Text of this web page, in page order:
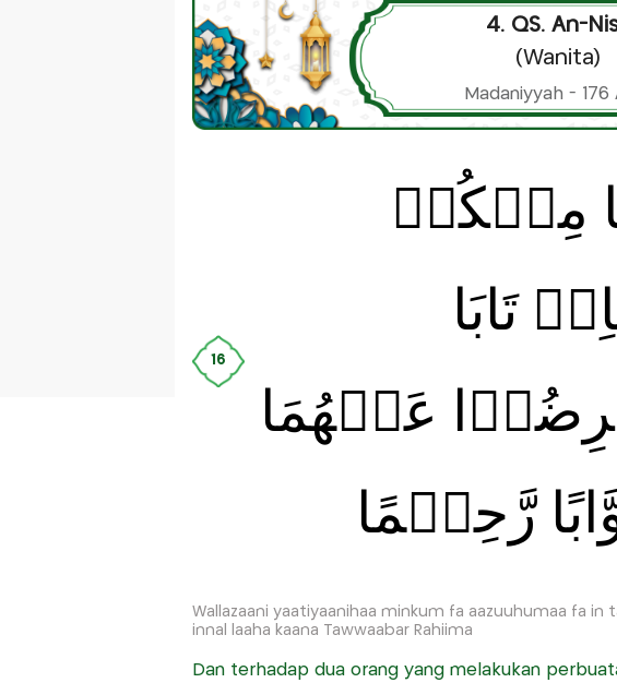
4. QS. An-
(Wanita)
Madaniyyah - 176
16
مِنۡكُمۡ
تَابَا
عَنۡهُمَا‌
رَّحِيۡمًا
Wallazaani yaatiyaanihaa minkum fa aazuuhumaa fa in
innal laaha kaana Tawwaabar Rahiima
Dan terhadap dua orang yang melakukan